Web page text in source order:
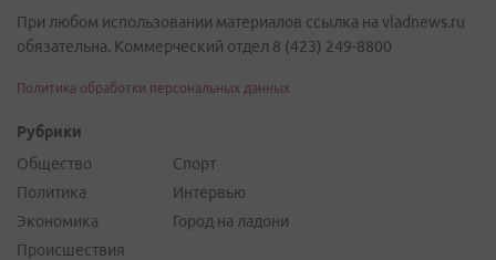
При любом использовании материалов ссылка на vladnews.ru
обязательна. Коммерческий отдел 8 (423) 249-8800
Политика обработки персональных данных
Рубрики
Общество
Политика
Экономика
Происшествия
Спорт
Интервью
Город на ладони